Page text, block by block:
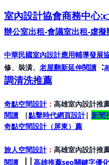
室內設計協會商務中心:
辦公室出租-會議室出租-虛擬
中華民國室內設計應用輔導發展
修、裝潢、 老屋翻新延伸閱讀 :
調清洗推薦
奇點空間設計： 高雄室內設計推
閱讀 |點擊時代網頁設計| 新聞
奇點空間設計（屏東） 薦
旅人空間設計： 高雄室內設計推
閱讀
||高雄推薦seo關鍵字優化